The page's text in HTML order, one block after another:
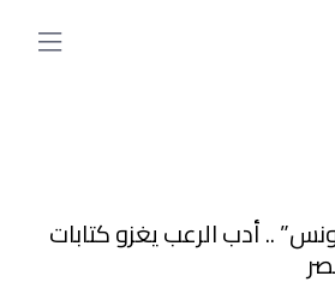
.. أدب الرعب يغزو كتابات